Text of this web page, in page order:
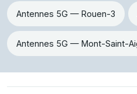
Antennes 5G — Rouen-3
Antennes 5G — Mont-Saint-